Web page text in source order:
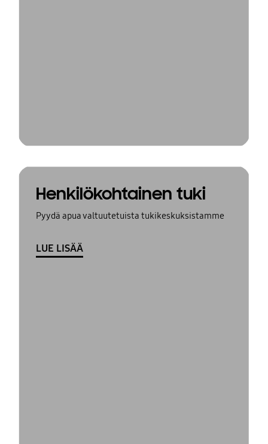
Henkilökohtainen tuki
Pyydä apua valtuutetuista tukikeskuksistamme
LUE LISÄÄ